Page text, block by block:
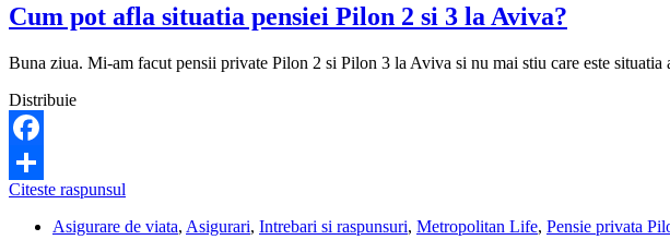
anticipat.
Ce
pot
sa
Cum pot afla situatia pensiei Pilon 2 si 3 la Aviva?
Buna ziua. Mi-am facut pensii private Pilon 2 si Pilon 3 la Aviva si nu mai stiu care este
Distribuie
Facebook
Share
Citeste raspunsul
afla
Asigurare de viata, Asigurari, Intrebari si raspunsuri, Metropolitan Life, Pensie privata